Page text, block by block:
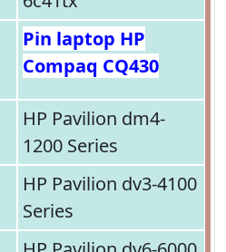
Pin laptop HP
Compaq CQ430
HP Pavilion dm4-
1200 Series
HP Pavilion dv3-4100
Series